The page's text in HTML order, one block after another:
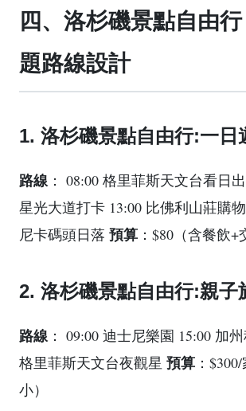
四、洛杉磯景點自由
題路線設計
1. 洛杉磯景點自由行:一日
路線 ： 08:00 格里菲斯天文台看日
星光大道打卡 13:00 比佛利山莊購
尼卡碼頭日落 預算 ：$80（含餐飲+
2. 洛杉磯景點自由行:親子
路線 ： 09:00 迪士尼樂園 15:00 加
格里菲斯天文台夜觀星 預算 ：
小）